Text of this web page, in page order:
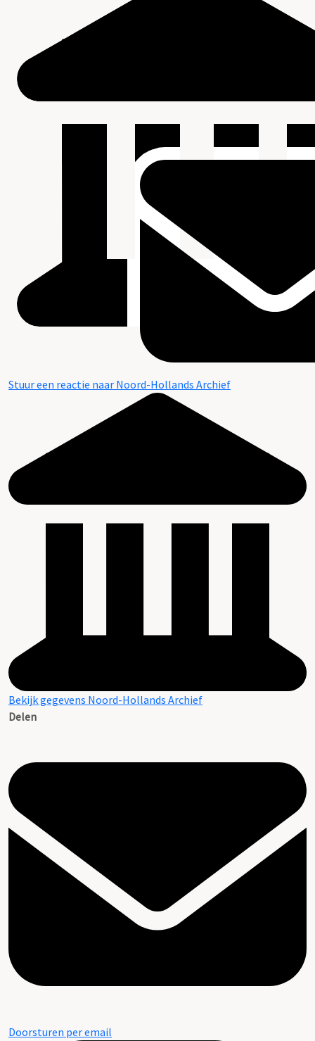
Stuur een reactie naar Noord-Hollands Archief
Bekijk gegevens Noord-Hollands Archief
Delen
Doorsturen per email